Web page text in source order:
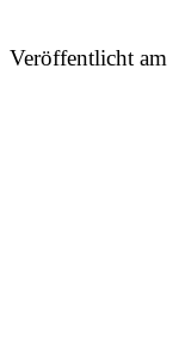
Veröffentlicht am